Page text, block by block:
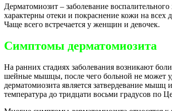
Дерматомиозит – заболевание
характерны отеки и покраснение кожи на всех
Чаще всего встречается у женщин и девочек.
Симптомы дерматомиозита
На ранних стадиях заболевания возникают
шейные мышцы, после чего больной не может
дерматомиозита является затвердевание
температура до тридцати восьми градусов по